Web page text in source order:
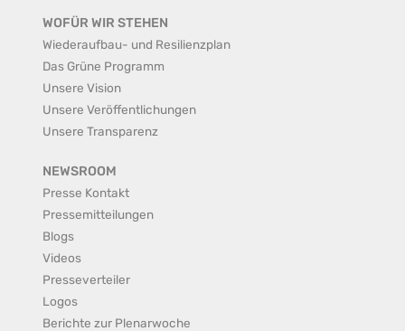
WOFÜR WIR STEHEN
Wiederaufbau- und Resilienzplan
Das Grüne Programm
Unsere Vision
Unsere Veröffentlichungen
Unsere Transparenz
NEWSROOM
Presse Kontakt
Pressemitteilungen
Blogs
Videos
Presseverteiler
Logos
Berichte zur Plenarwoche